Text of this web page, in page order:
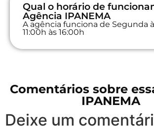
Qual o horário de
Agência IPANEMA
A agência funciona de Segunda
11:00h às 16:00h
Comentários sobre
IPANEMA
Deixe um